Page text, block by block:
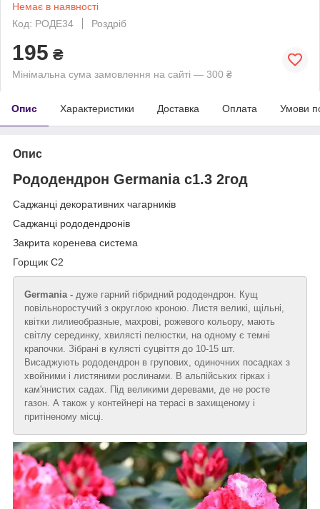
Немає в наявності
Код: РОДЕ34
Роздріб
195 ₴
Мінімальна сума замовлення на сайті — 300 ₴
Опис Характеристики Доставка Оплата Умови
Опис
Рододендрон Germania с1.3 2год
Саджанці декоративних чагарників
Саджанці рододендронів
Закрита коренева система
Горщик С2
Germania - дуже гарний гібридний рододендрон. Кущ
повільноростучий з округлою кроною. Листя великі, щільні,
квітки лилиеобразные, махрові, рожевого кольору, мають
світлу серединку, хвилясті пелюстки, на одному є темні
крапочки. Зібрані в кулясті суцвіття до 10-15 шт.
Висаджують рододендрон в групових, одиночних посадках з
хвойними і листяними рослинами. В альпійських гірках і
кам'янистих садах. Під великими деревами, де не росте
газон. А також у контейнері на терасі в захищеному і
притіненому місці.